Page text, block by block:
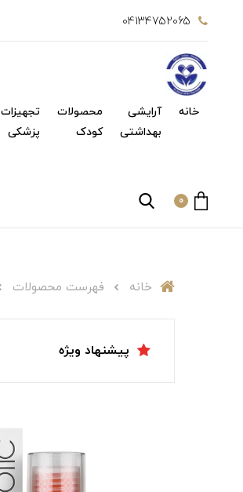
04134752065
خانه
آرایشی
بهداشتی
محصولات
کودک
تجهیزات
پزشکی
0
خانه فهرست محصولات
پیشنهاد ویژه